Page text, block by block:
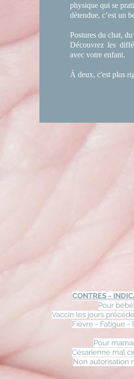
physique qui se
détendue, c’est un
Postures du chat,
Découvrez les
avec votre enfant.
À deux, c'est plus
CONTRES -
Pour bébé
Vaccin les jours
Fièvre - Fatigue -
Pour mam
Césarienne mal
Non autorisation